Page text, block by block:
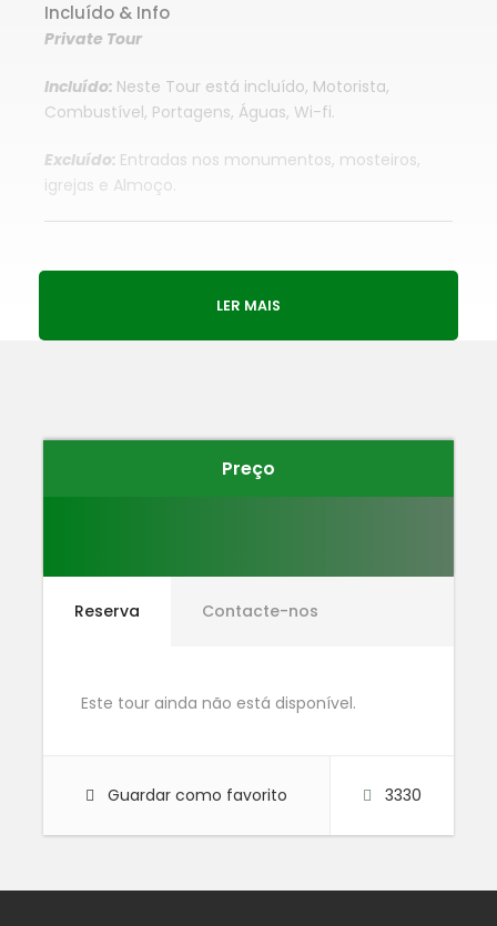
Preço
Reserva Contacte-nos
Este tour ainda não está disponível.
Guardar como favorito 3330
Incluído & Info
Private Tour
Incluído: Neste Tour está incluído, Motorista,
Combustível, Portagens, Águas, Wi-fi.
Excluído: Entradas nos monumentos, mosteiros,
igrejas e Almoço.
O Palácio de Queluz e seus jardins é um dos
melhores exemplos da arquitectura portuguesa de
Maria I (1734-1816), e utilizado como residência real,
este palácio constitui um dos melhores exemplos
artes decorativas, cujas colecções pertenceram, na
do Trono, com paredes revestidas de espelhos e
magnífica talha dourada.
LER MAIS